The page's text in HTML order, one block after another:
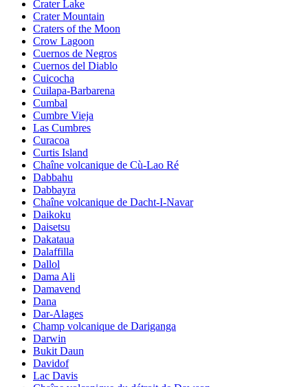
Crater Lake
Crater Mountain
Craters of the Moon
Crow Lagoon
Cuernos de Negros
Cuernos del Diablo
Cuicocha
Cuilapa-Barbarena
Cumbal
Cumbre Vieja
Las Cumbres
Curacoa
Curtis Island
Chaîne volcanique de Cù-Lao Ré
Dabbahu
Dabbayra
Chaîne volcanique de Dacht-I-Navar
Daikoku
Daisetsu
Dakataua
Dalaffilla
Dallol
Dama Ali
Damavend
Dana
Dar-Alages
Champ volcanique de Dariganga
Darwin
Bukit Daun
Davidof
Lac Davis